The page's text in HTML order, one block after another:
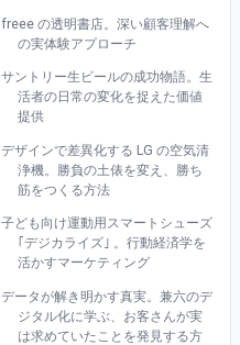
freee の透明書店。深い顧客理解へ
の実体験アプローチ
サントリー生ビールの成功物語。生
活者の日常の変化を捉えた価値
提供
デザインで差異化する LG の空気清
浄機。勝負の土俵を変え、勝ち
筋をつくる方法
子ども向け運動用スマートシューズ
｢デジカライズ｣ 。行動経済学を
活かすマーケティング
データが解き明かす真実。兼六のデ
ジタル化に学ぶ、お客さんが実
は求めていたことを発見する方